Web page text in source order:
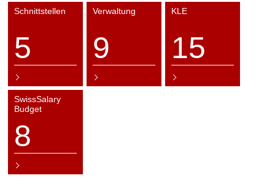
Schnittstellen
5
Verwaltung
9
KLE
15
SwissSalary
Budget
8